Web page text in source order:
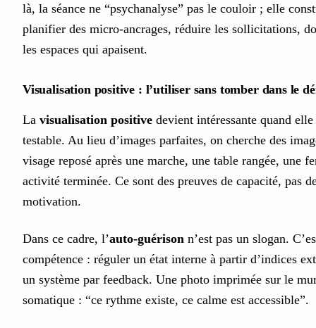
là, la séance ne “psychanalyse” pas le couloir ; elle
planifier des micro-ancrages, réduire les sollicitations,
les espaces qui apaisent.
Visualisation positive : l’utiliser sans tomber dans le
La visualisation positive devient intéressante quand
testable. Au lieu d’images parfaites, on cherche des
visage reposé après une marche, une table rangée, une
activité terminée. Ce sont des preuves de capacité, pas
motivation.
Dans ce cadre, l’auto-guérison n’est pas un slogan.
compétence : réguler un état interne à partir d’indices
un système par feedback. Une photo imprimée sur le
somatique : “ce rythme existe, ce calme est accessible”.